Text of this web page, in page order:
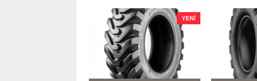
YENI